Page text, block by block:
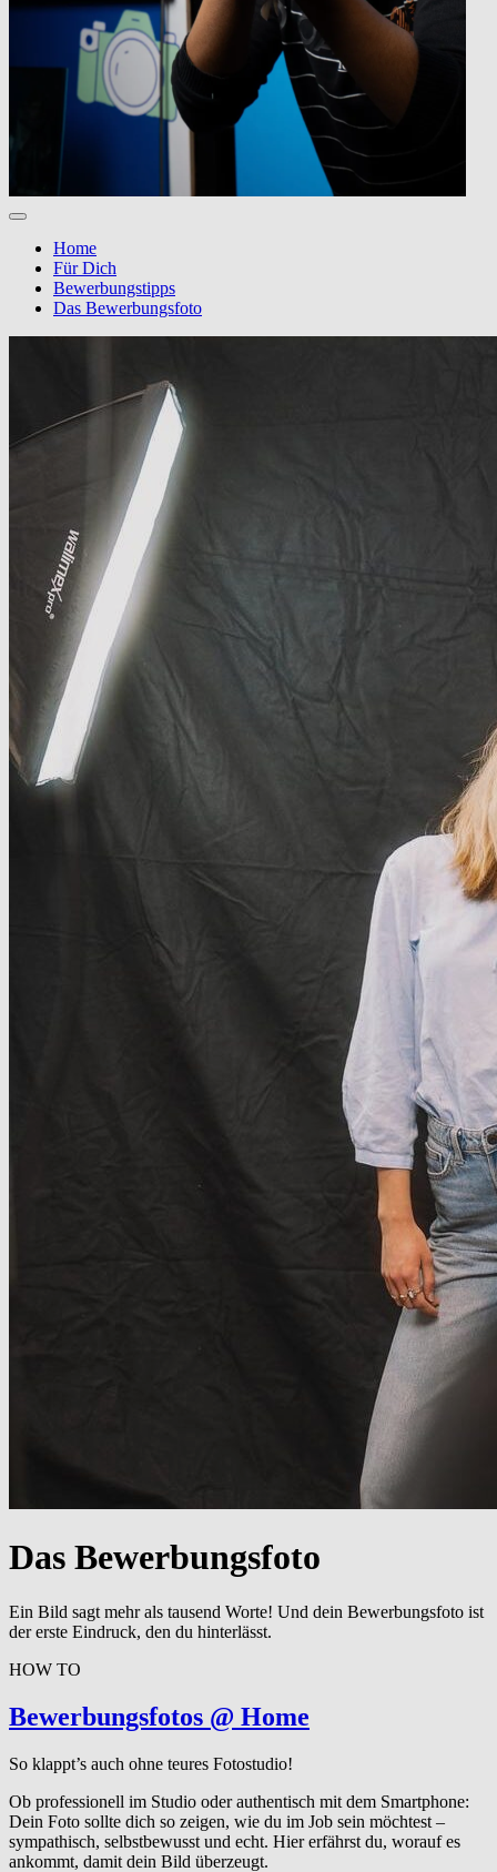
Home
Für Dich
Bewerbungstipps
Das Bewerbungsfoto
Das Bewerbungsfoto
Ein Bild sagt mehr als tausend Worte! Und dein Bewerbungsfoto ist
der erste Eindruck, den du hinterlässt.
HOW TO
Bewer­bungs­fo­tos @ Home
So klappt’s auch ohne teures Fotostudio!
Ob professionell im Studio oder authentisch mit dem Smartphone:
Dein Foto sollte dich so zeigen, wie du im Job sein möchtest –
sympathisch, selbstbewusst und echt. Hier erfährst du, worauf es
ankommt, damit dein Bild überzeugt.